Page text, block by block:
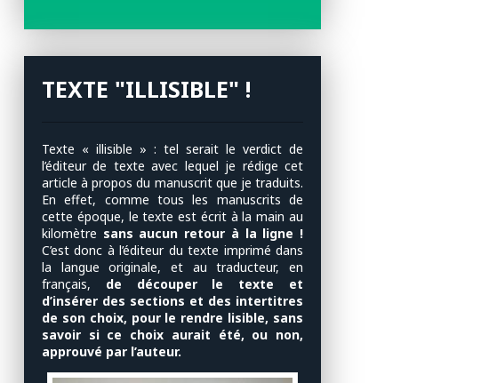
TEXTE "ILLISIBLE" !
Texte « illisible » : tel serait le verdict de
l’éditeur de texte avec lequel je rédige cet
article à propos du manuscrit que je traduits.
En effet, comme tous les manuscrits de
cette époque, le texte est écrit à la main au
kilomètre sans aucun retour à la ligne !
C’est donc à l’éditeur du texte imprimé dans
la langue originale, et au traducteur, en
français, de découper le texte et
d’insérer des sections et des intertitres
de son choix, pour le rendre lisible, sans
savoir si ce choix aurait été, ou non,
approuvé par l’auteur.